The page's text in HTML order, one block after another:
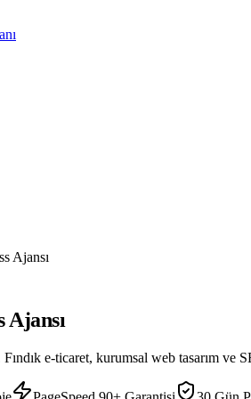
Ajansı
Ajansı
e-ticaret, kurumsal web tasarım ve